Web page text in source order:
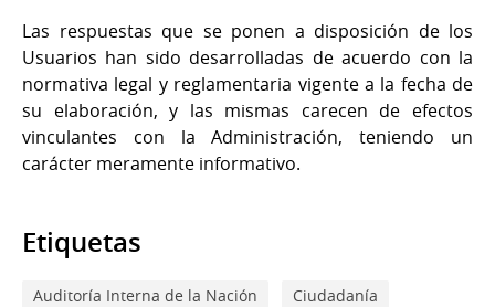
Las respuestas que se ponen a disposición de los
Usuarios han sido desarrolladas de acuerdo con la
normativa legal y reglamentaria vigente a la fecha de
su elaboración, y las mismas carecen de efectos
vinculantes con la Administración, teniendo un
carácter meramente informativo.
Etiquetas
Auditoría Interna de la Nación
Ciudadanía